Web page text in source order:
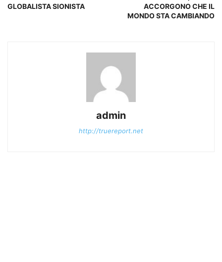
GLOBALISTA SIONISTA
ACCORGONO CHE IL
MONDO STA CAMBIANDO
admin
http://truereport.net